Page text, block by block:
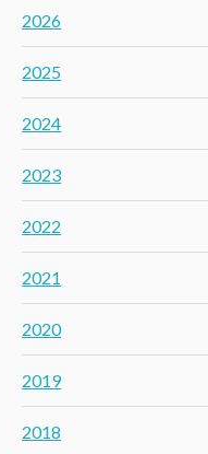
2026
2025
2024
2023
2022
2021
2020
2019
2018